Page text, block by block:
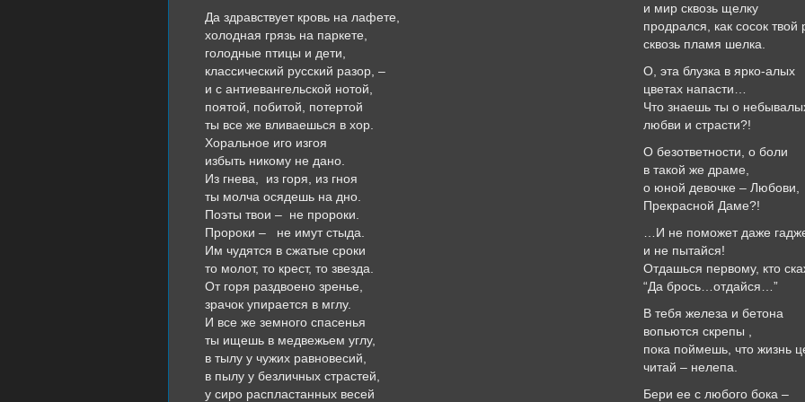
Да здравствует кровь на лафете,
холодная грязь на паркете,
голодные птицы и дети,
классический русский разор, –
и с антиевангельской нотой,
поятой, побитой, потертой
ты все же вливаешься в хор.
Хоральное иго изгоя
избыть никому не дано.
Из гнева, из горя, из гноя
ты молча осядешь на дно.
Поэты твои – не пророки.
Пророки – не имут стыда.
Им чудятся в сжатые сроки
то молот, то крест, то звезда.
От горя раздвоено зренье,
зрачок упирается в мглу.
И все же земного спасенья
ты ищешь в медвежьем углу,
в тылу у чужих равновесий,
в пылу у безличных страстей,
у сиро распластанных весей
и мир сквозь щелку
продрался, как сосок твой
сквозь пламя шелка.
О, эта блузка в ярко-алых
цветах напасти…
Что знаешь ты о
любви и страсти?!
О безответности, о боли
в такой же драме,
о юной девочке – Любови,
Прекрасной Даме?!
…И не поможет даже
и не пытайся!
Отдашься первому, кто
“Да брось…отдайся…”
В тебя железа и бетона
вопьются скрепы ,
пока поймешь, что жизнь
читай – нелепа.
Бери ее с любого бока –